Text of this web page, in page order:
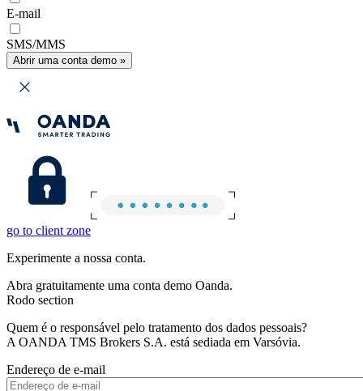
E-mail
SMS/MMS
Abrir uma conta demo »
go to client zone
Experimente a nossa conta.
Abra gratuitamente uma conta demo Oanda.
Rodo section
Quem é o responsável pelo tratamento dos dados pessoais?
A OANDA TMS Brokers S.A. está sediada em Varsóvia.
Endereço de e-mail